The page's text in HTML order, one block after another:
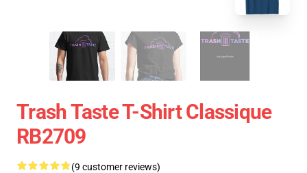
Trash Taste T-Shirt Classique
RB2709
(9 customer reviews)